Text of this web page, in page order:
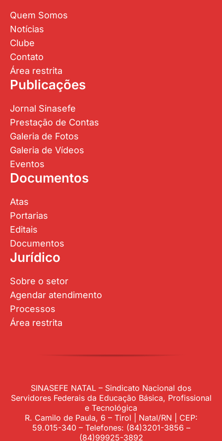
Quem Somos
Notícias
Clube
Contato
Área restrita
Publicações
Jornal Sinasefe
Prestação de Contas
Galeria de Fotos
Galeria de Vídeos
Eventos
Documentos
Atas
Portarias
Editais
Documentos
Jurídico
Sobre o setor
Agendar atendimento
Processos
Área restrita
SINASEFE NATAL – Sindicato Nacional dos
Servidores Federais da Educação Básica, Profissional
e Tecnológica
R. Camilo de Paula, 6 – Tirol | Natal/RN | CEP:
59.015-340 – Telefones: (84)3201-3856 –
(84)99925-3892